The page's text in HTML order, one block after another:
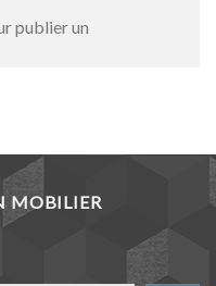
publier un
MOBILIER